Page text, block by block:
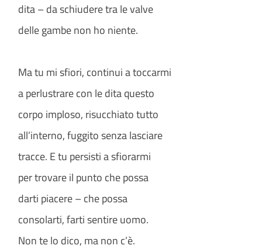
dita – da schiudere tra le valve
delle gambe non ho niente.
Ma tu mi sfiori, continui a toccarmi
a perlustrare con le dita questo
corpo imploso, risucchiato tutto
all’interno, fuggito senza lasciare
tracce. E tu persisti a sfiorarmi
per trovare il punto che possa
darti piacere – che possa
consolarti, farti sentire uomo.
Non te lo dico, ma non c’è.